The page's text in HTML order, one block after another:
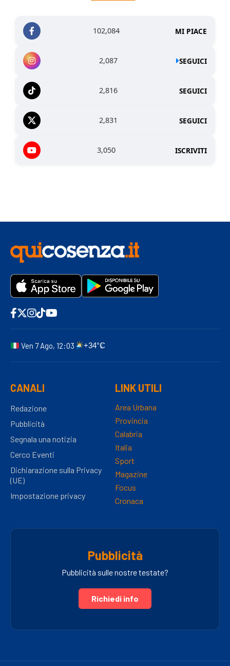
102,084 MI PIACE
2,087 SEGUICI
2,816 SEGUICI
2,831 SEGUICI
3,050 ISCRIVITI
Ven 7 Ago, 12:03 +34°C
CANALI
Redazione
Pubblicità
Segnala una notizia
Cerco Eventi
Dichiarazione sulla Privacy
(UE)
Impostazione privacy
LINK UTILI
Area Urbana
Provincia
Calabria
Italia
Sport
Magazine
Focus
Cronaca
Pubblicità
Pubblicità sulle nostre testate?
Richiedi info